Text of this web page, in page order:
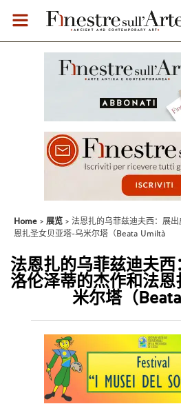
Home 展览
法恩扎的乌菲兹迪夫西：展
恩扎圣女贝亚塔-乌米尔塔（Beata Umiltà
法恩扎的乌菲兹迪夫
洛伦泽蒂的杰作和法
米尔塔（